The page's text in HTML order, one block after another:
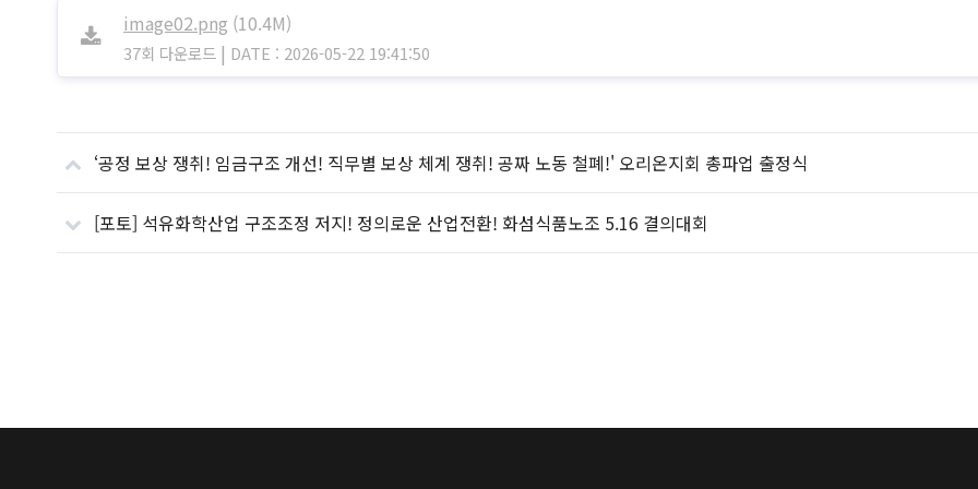
image02.png (10.4M)
37회 다운로드 | DATE : 2026-05-22 19:41:50
‘공정 보상 쟁취! 임금구조 개선! 직무별 보상 체계 쟁취! 공짜 노동 철폐!' 오리온지회 총파업 출정식
[포토] 석유화학산업 구조조정 저지! 정의로운 산업전환! 화섬식품노조 5.16 결의대회